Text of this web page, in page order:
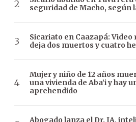
seguridad de Macho, según
Sicariato en Caazapá: Video
deja dos muertos y cuatro
Mujer y niño de 12 años
una vivienda de Aba’i y hay
aprehendido
Abogado lanza el Dr. IA,